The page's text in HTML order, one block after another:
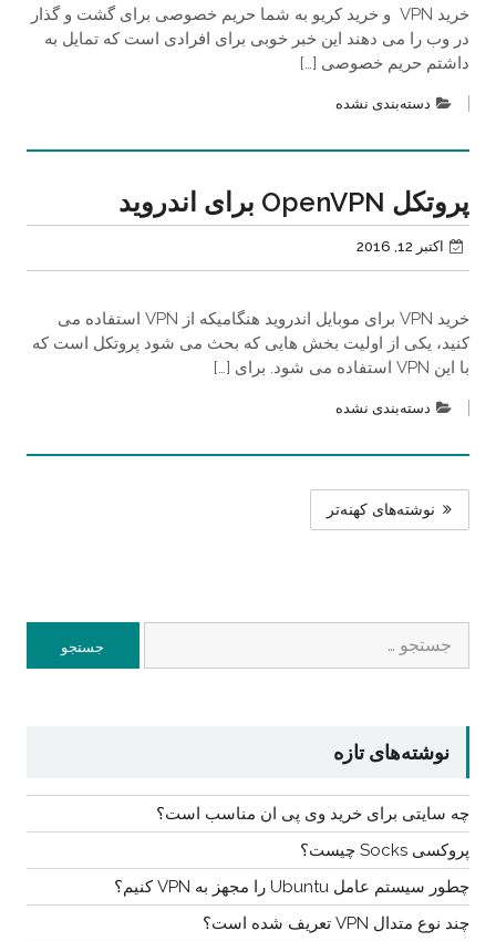
خرید VPN و خرید کریو به شما حریم خصوصی برای گشت و گذار
در وب را می دهند این خبر خوبی برای افرادی است که تمایل به
داشتم حریم خصوصی […]
دسته‌بندی نشده
پروتکل OpenVPN برای اندروید
اکتبر 12, 2016
خرید VPN برای موبایل اندروید هنگامیکه از VPN استفاده می
کنید، یکی از اولیت بخش هایی که بحث می شود پروتکل است که
با این VPN استفاده می شود. برای […]
دسته‌بندی نشده
راهبری
نوشته‌ها
نوشته‌های کهنه‌تر
برای:
نوشته‌های تازه
چه سایتی برای خرید وی پی ان مناسب است؟
پروکسی Socks چیست؟
چطور سیستم عامل Ubuntu را مجهز به VPN کنیم؟
چند نوع متدال VPN تعریف شده است؟